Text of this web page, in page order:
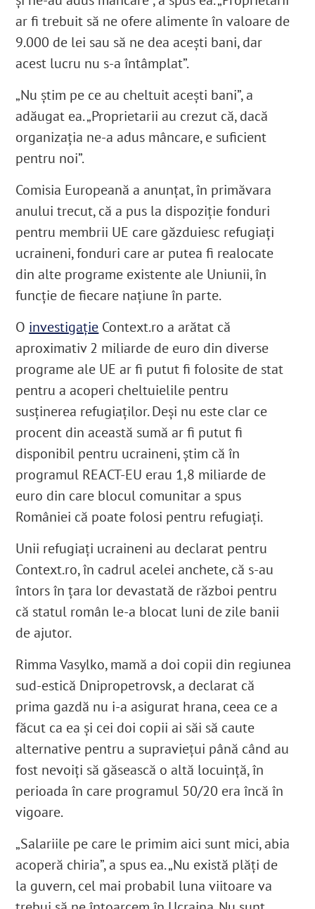
ar fi trebuit să ne ofere alimente în valoare de
9.000 de lei sau să ne dea acești bani, dar
acest lucru nu s-a întâmplat”.
„Nu știm pe ce au cheltuit acești bani”, a
adăugat ea. „Proprietarii au crezut că, dacă
organizația ne-a adus mâncare, e suficient
pentru noi”.
Comisia Europeană a anunțat, în primăvara
anului trecut, că a pus la dispoziție fonduri
pentru membrii UE care găzduiesc refugiați
ucraineni, fonduri care ar putea fi realocate
din alte programe existente ale Uniunii, în
funcție de fiecare națiune în parte.
O investigație Context.ro a arătat că
aproximativ 2 miliarde de euro din diverse
programe ale UE ar fi putut fi folosite de stat
pentru a acoperi cheltuielile pentru
susținerea refugiaților. Deși nu este clar ce
procent din această sumă ar fi putut fi
disponibil pentru ucraineni, știm că în
programul REACT-EU erau 1,8 miliarde de
euro din care blocul comunitar a spus
României că poate folosi pentru refugiați.
Unii refugiați ucraineni au declarat pentru
Context.ro, în cadrul acelei anchete, că s-au
întors în țara lor devastată de război pentru
că statul român le-a blocat luni de zile banii
de ajutor.
Rimma Vasylko, mamă a doi copii din regiunea
sud-estică Dnipropetrovsk, a declarat că
prima gazdă nu i-a asigurat hrana, ceea ce a
făcut ca ea și cei doi copii ai săi să caute
alternative pentru a supraviețui până când au
fost nevoiți să găsească o altă locuință, în
perioada în care programul 50/20 era încă în
vigoare.
„Salariile pe care le primim aici sunt mici, abia
acoperă chiria”, a spus ea. „Nu există plăți de
la guvern, cel mai probabil luna viitoare va